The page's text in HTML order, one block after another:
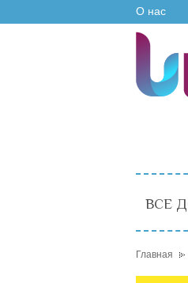
О нас
ВСЕ
Главная